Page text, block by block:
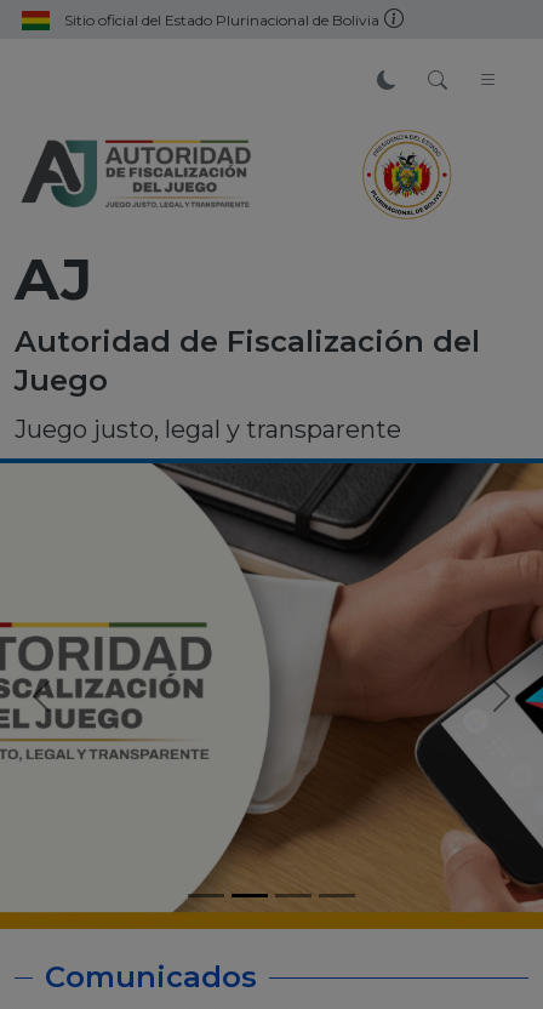
Sitio oficial del Estado Plurinacional de Bolivia
AJ
Autoridad de Fiscalización del
Juego
Juego justo, legal y transparente
Comunicados